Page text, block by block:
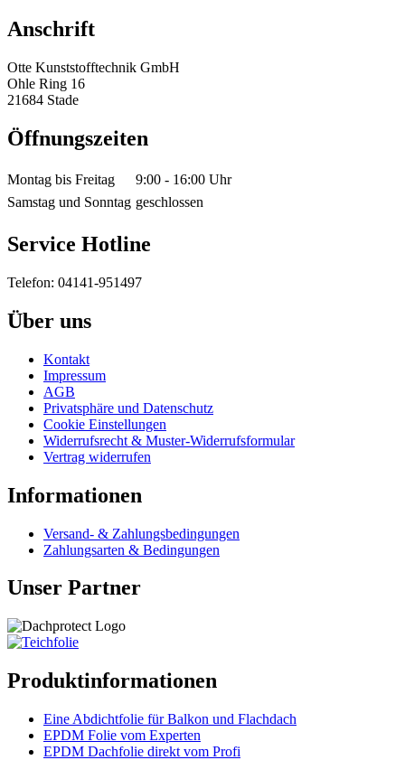
Anschrift
Otte Kunststofftechnik GmbH
Ohle Ring 16
21684 Stade
Öffnungszeiten
Montag bis Freitag
9:00 - 16:00 Uhr
Samstag und Sonntag geschlossen
Service Hotline
Telefon: 04141-951497
Über uns
Kontakt
Impressum
AGB
Privatsphäre und Datenschutz
Cookie Einstellungen
Widerrufsrecht & Muster-Widerrufsformular
Vertrag widerrufen
Informationen
Versand- & Zahlungsbedingungen
Zahlungsarten & Bedingungen
Unser Partner
Produktinformationen
Eine Abdichtfolie für Balkon und Flachdach
EPDM Folie vom Experten
EPDM Dachfolie direkt vom Profi